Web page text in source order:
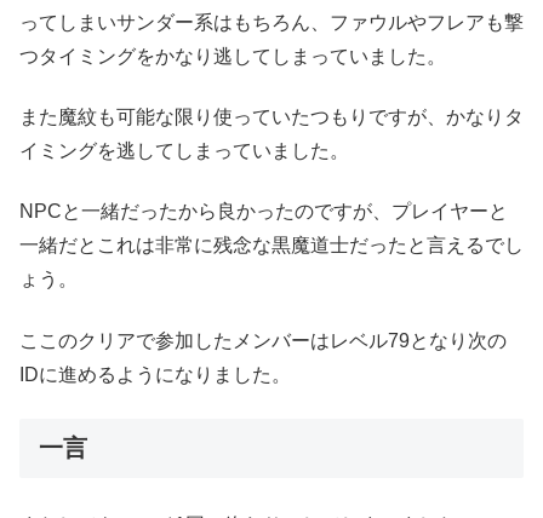
ってしまいサンダー系はもちろん、ファウルやフレアも撃
つタイミングをかなり逃してしまっていました。
また魔紋も可能な限り使っていたつもりですが、かなりタ
イミングを逃してしまっていました。
NPCと一緒だったから良かったのですが、プレイヤーと
一緒だとこれは非常に残念な黒魔道士だったと言えるでし
ょう。
ここのクリアで参加したメンバーはレベル79となり次の
IDに進めるようになりました。
一言